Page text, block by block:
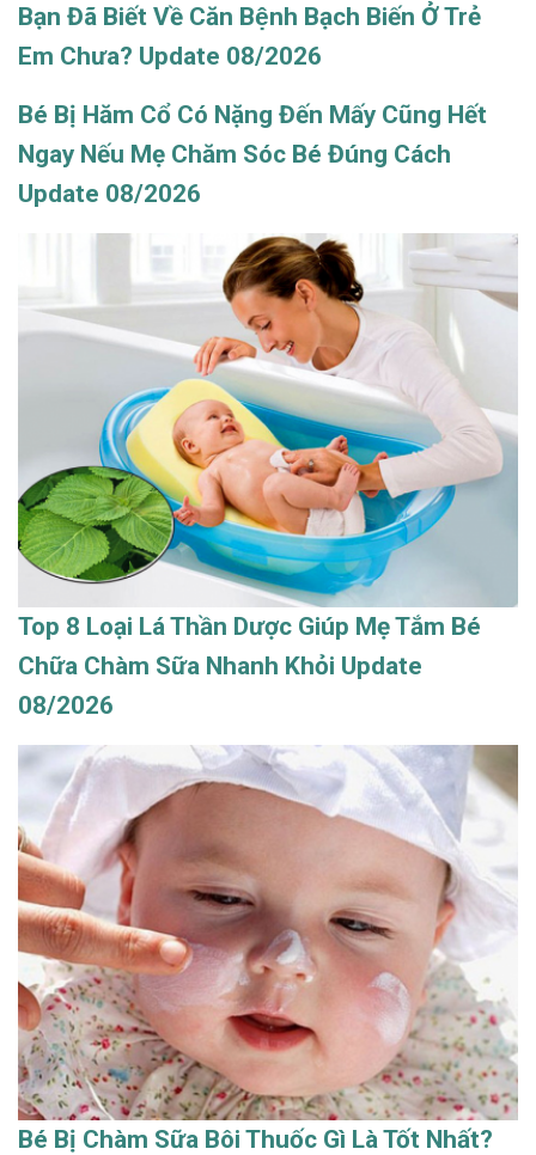
Bạn Đã Biết Về Căn Bệnh Bạch Biến Ở Trẻ
Em Chưa? Update 08/2026
Bé Bị Hăm Cổ Có Nặng Đến Mấy Cũng Hết
Ngay Nếu Mẹ Chăm Sóc Bé Đúng Cách
Update 08/2026
Top 8 Loại Lá Thần Dược Giúp Mẹ Tắm Bé
Chữa Chàm Sữa Nhanh Khỏi Update
08/2026
Bé Bị Chàm Sữa Bôi Thuốc Gì Là Tốt Nhất?